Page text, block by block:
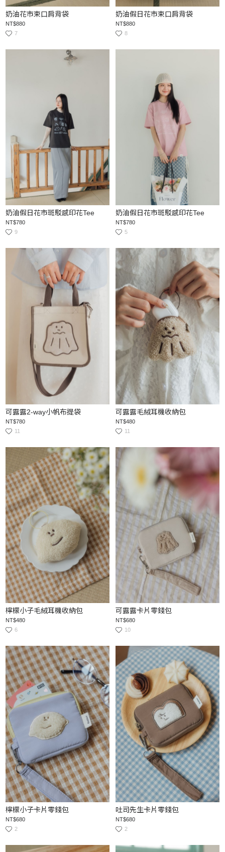
奶油花市束口肩背袋
NT$880
7
奶油假日花市束口肩背袋
NT$880
8
奶油假日花市斑駁感印花Tee
NT$780
9
奶油假日花市斑駁感印花Tee
NT$780
5
可露露2-way小帆布提袋
NT$780
11
可露露毛絨耳機收納包
NT$480
11
檸檬小子毛絨耳機收納包
NT$480
6
可露露卡片零錢包
NT$680
10
檸檬小子卡片零錢包
NT$680
2
吐司先生卡片零錢包
NT$680
2